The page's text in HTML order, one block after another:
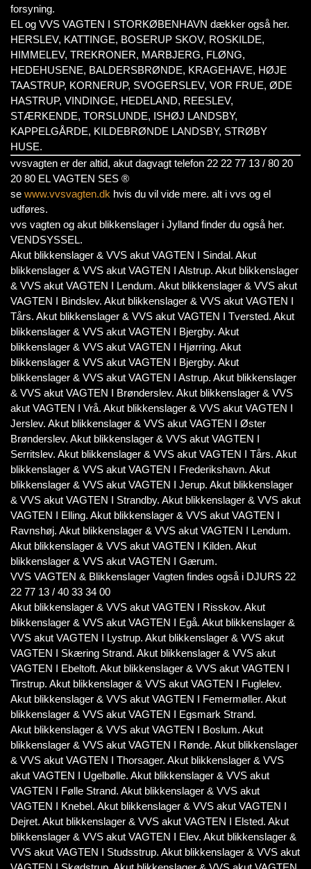
forsyning.
EL og VVS VAGTEN I STORKØBENHAVN dækker også her.
HERSLEV, KATTINGE, BOSERUP SKOV, ROSKILDE,
HIMMELEV, TREKRONER, MARBJERG, FLØNG,
HEDEHUSENE, BALDERSBRØNDE, KRAGEHAVE, HØJE
TAASTRUP, KORNERUP, SVOGERSLEV, VOR FRUE, ØDE
HASTRUP, VINDINGE, HEDELAND, REESLEV,
STÆRKENDE, TORSLUNDE, ISHØJ LANDSBY,
KAPPELGÅRDE, KILDEBRØNDE LANDSBY, STRØBY
HUSE.
vvsvagten er der altid, akut dagvagt telefon 22 22 77 13 / 80 20
20 80 EL VAGTEN SES ®
se www.vvsvagten.dk hvis du vil vide mere. alt i vvs og el
udføres.
vvs vagten og akut blikkenslager i Jylland finder du også her.
VENDSYSSEL.
Akut blikkenslager & VVS akut VAGTEN I Sindal. Akut
blikkenslager & VVS akut VAGTEN I Alstrup. Akut blikkenslager
& VVS akut VAGTEN I Lendum. Akut blikkenslager & VVS akut
VAGTEN I Bindslev. Akut blikkenslager & VVS akut VAGTEN I
Tårs. Akut blikkenslager & VVS akut VAGTEN I Tversted. Akut
blikkenslager & VVS akut VAGTEN I Bjergby. Akut
blikkenslager & VVS akut VAGTEN I Hjørring. Akut
blikkenslager & VVS akut VAGTEN I Bjergby. Akut
blikkenslager & VVS akut VAGTEN I Astrup. Akut blikkenslager
& VVS akut VAGTEN I Brønderslev. Akut blikkenslager & VVS
akut VAGTEN I Vrå. Akut blikkenslager & VVS akut VAGTEN I
Jerslev. Akut blikkenslager & VVS akut VAGTEN I Øster
Brønderslev. Akut blikkenslager & VVS akut VAGTEN I
Serritslev. Akut blikkenslager & VVS akut VAGTEN I Tårs. Akut
blikkenslager & VVS akut VAGTEN I Frederikshavn. Akut
blikkenslager & VVS akut VAGTEN I Jerup. Akut blikkenslager
& VVS akut VAGTEN I Strandby. Akut blikkenslager & VVS akut
VAGTEN I Elling. Akut blikkenslager & VVS akut VAGTEN I
Ravnshøj. Akut blikkenslager & VVS akut VAGTEN I Lendum.
Akut blikkenslager & VVS akut VAGTEN I Kilden. Akut
blikkenslager & VVS akut VAGTEN I Gærum.
VVS VAGTEN & Blikkenslager Vagten findes også i DJURS 22
22 77 13 / 40 33 34 00
Akut blikkenslager & VVS akut VAGTEN I Risskov. Akut
blikkenslager & VVS akut VAGTEN I Egå. Akut blikkenslager &
VVS akut VAGTEN I Lystrup. Akut blikkenslager & VVS akut
VAGTEN I Skæring Strand. Akut blikkenslager & VVS akut
VAGTEN I Ebeltoft. Akut blikkenslager & VVS akut VAGTEN I
Tirstrup. Akut blikkenslager & VVS akut VAGTEN I Fuglelev.
Akut blikkenslager & VVS akut VAGTEN I Femermøller. Akut
blikkenslager & VVS akut VAGTEN I Egsmark Strand.
Akut blikkenslager & VVS akut VAGTEN I Boslum. Akut
blikkenslager & VVS akut VAGTEN I Rønde. Akut blikkenslager
& VVS akut VAGTEN I Thorsager. Akut blikkenslager & VVS
akut VAGTEN I Ugelbølle. Akut blikkenslager & VVS akut
VAGTEN I Følle Strand. Akut blikkenslager & VVS akut
VAGTEN I Knebel. Akut blikkenslager & VVS akut VAGTEN I
Dejret. Akut blikkenslager & VVS akut VAGTEN I Elsted. Akut
blikkenslager & VVS akut VAGTEN I Elev. Akut blikkenslager &
VVS akut VAGTEN I Studsstrup. Akut blikkenslager & VVS akut